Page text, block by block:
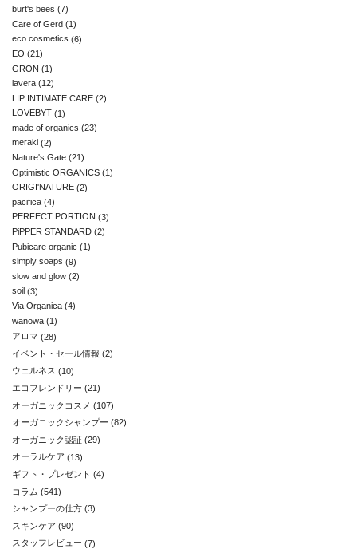
burt's bees (7)
Care of Gerd (1)
eco cosmetics (6)
EO (21)
GRON (1)
lavera (12)
LIP INTIMATE CARE (2)
LOVEBYT (1)
made of organics (23)
meraki (2)
Nature's Gate (21)
Optimistic ORGANICS (1)
ORIGI'NATURE (2)
pacifica (4)
PERFECT PORTION (3)
PiPPER STANDARD (2)
Pubicare organic (1)
simply soaps (9)
slow and glow (2)
soil (3)
Via Organica (4)
wanowa (1)
アロマ (28)
イベント・セール情報 (2)
ウェルネス (10)
エコフレンドリー (21)
オーガニックコスメ (107)
オーガニックシャンプー (82)
オーガニック認証 (29)
オーラルケア (13)
ギフト・プレゼント (4)
コラム (541)
シャンプーの仕方 (3)
スキンケア (90)
スタッフレビュー (7)